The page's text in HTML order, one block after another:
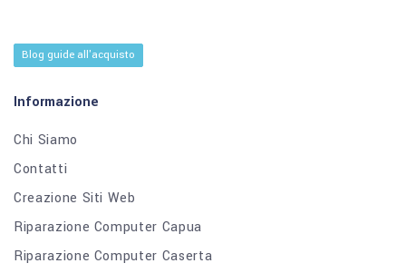
Blog guide all'acquisto
Informazione
Chi Siamo
Contatti
Creazione Siti Web
Riparazione Computer Capua
Riparazione Computer Caserta